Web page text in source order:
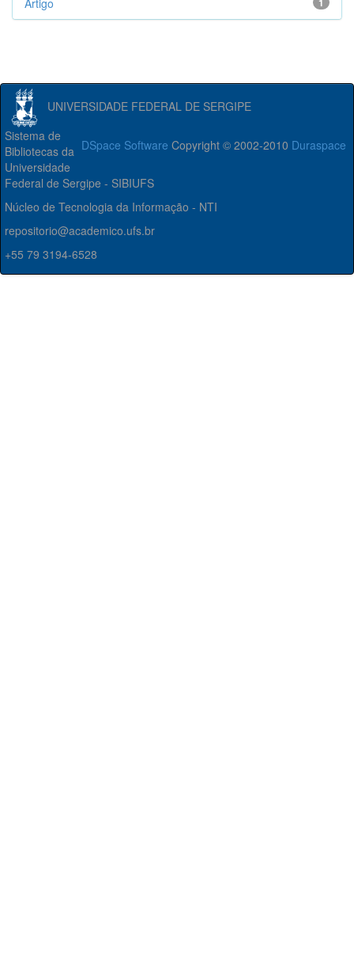
Artigo
UNIVERSIDADE FEDERAL DE SERGIPE
DSpace Software Copyright © 2002-2010 Duraspace
Sistema de
Bibliotecas da
Universidade
Federal de Sergipe - SIBIUFS
Núcleo de Tecnologia da Informação - NTI
repositorio@academico.ufs.br
+55 79 3194-6528